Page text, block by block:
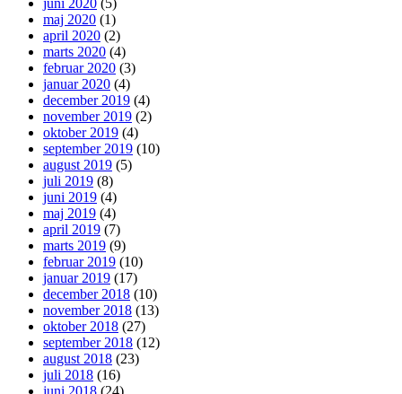
maj 2020 (1)
april 2020 (2)
marts 2020 (4)
februar 2020 (3)
januar 2020 (4)
december 2019 (4)
november 2019 (2)
oktober 2019 (4)
september 2019 (10)
august 2019 (5)
juli 2019 (8)
juni 2019 (4)
maj 2019 (4)
april 2019 (7)
marts 2019 (9)
februar 2019 (10)
januar 2019 (17)
december 2018 (10)
november 2018 (13)
oktober 2018 (27)
september 2018 (12)
august 2018 (23)
juli 2018 (16)
juni 2018 (24)